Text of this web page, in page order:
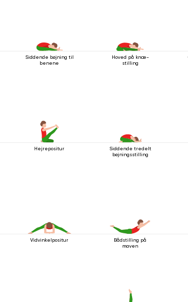
Siddende bøjning til
benene
Hoved på knæ-
stilling
Hejrepositur
Siddende tredelt
bøjningsstilling
Vidvinkelpositur
Bådstilling på
maven